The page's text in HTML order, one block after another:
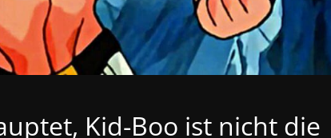
Kid-Boo ist nicht die